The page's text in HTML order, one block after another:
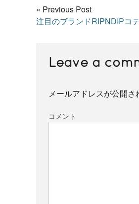
« Previous Post
注目のブランドRIPNDIPコ
Leave a
メールアドレスが公開さ
コメント